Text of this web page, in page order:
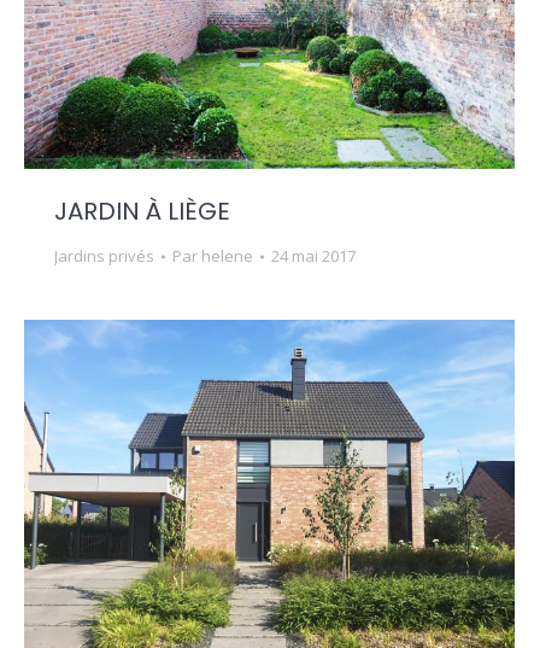
JARDIN À LIÈGE
Jardins privés Par helene 24 mai 2017